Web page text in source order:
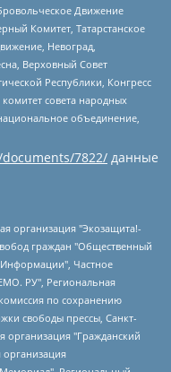
Движение
Комитет, Татарстанское
Невоград,
Верховный Совет
Республики, Конгресс
совета народных
объединение,
7822/ данные
движение "Российская ЛГБТ - сеть", Оленичев Максим Владимирович, Павлов Иван Юрьевич, Скворцова Елена Сергеевна, Общество с ограниченной ответственностью "Как бы инагент", Кочетков Игорь Викторович, Общество с ограниченной ответственностью "Честные выборы", Еланчик Олег Александрович, Общество с ограниченной ответственностью "Нобелевский призыв", Гималова Регина Эмилевна, Григорьев Андрей Валерьевич, Григорьева Алина Александровна, Ассоциация по содействию защите прав призывников, альтернативнослужащих и военнослужащих "Правозащитная группа "Гражданин.Армия.Право", Хисамова Регина Фаритовна, Автономная некоммерческая организация по реализации социально-правовых программ "Лилит", Дальневосточное общественное движение "Маяк", Санкт-Петербургская ЛГБТ-инициативная группа "Выход", Инициативная группа ЛГБТ+ "Реверс", Алексеев Андрей Викторович, Бекбулатова Таисия Львовна, Беляев Иван Михайлович, Владыкина Елена Сергеевна, Гельман Марат Александрович, Никульшина Вероника Юрьевна, Толоконникова Надежда Андреевна, Шендерович Виктор Анатольевич, Общество с ограниченной ответственностью "Данное сообщение", Общество с ограниченной ответственностью Издательский дом "Новая глава", Айнбиндер Александра Александровна, Московский комьюнити-центр для ЛГБТ+инициатив, Благотворительный фонд развития филантропии, Deutsche Welle (Германия, Kurt-Schumacher-Strasse 3, 53113 Bonn), Борзунова Мария Михайловна, Воробьев Виктор Викторович, Голубева Анна Львовна, Константинова Алла Михайловна, Малкова Ирина Владимировна, Мурадов Мурад Абдулгалимович, Осетинская Елизавета Николаевна, Понасенков Евгений Николаевич, Ганапольский Матвей Юрьевич, Киселев Евгений Алексеевич, Борухович Ирина Григорьевна, Дремин Иван Тимофеевич, Дубровский Дмитрий Викторович, Красноярская региональная общественная организация поддержки и развития альтернативных образовательных технологий и межкультурных коммуникаций "ИНТЕРРА", Маяковская Екатерина Алексеевна, Фейгин Марк Захарович, Филимонов Андрей Викторович, Дзугкоева Регина Николаевна, Доброхотов Роман Александрович, Дудь Юрий Александрович, Елкин Сергей Владимирович, Кругликов Кирилл Игоревич, Сабунаева Мария Леонидовна, Семенов Алексей Владимирович, Шаинян Карен Багратович, Шульман Екатерина Михайловна, Асафьев Артур Валерьевич, Вахштайн Виктор Семенович, Венедиктов Алексей Алексеевич, Лушникова Екатерина Евгеньевна, Волков Леонид Михайлович, Невзоров Александр Глебович, Пархоменко Сергей Борисович, Сироткин Ярослав Николаевич, Кара-Мурза Владимир Владимирович, Баранова Наталья Владимировна, Гозман Леонид Яковлевич, Кагарлицкий Борис Юльевич, Климарев Михаил Валерьевич, Милов Владимир Станиславович, Автономная некоммерческая организация Краснодарский центр современного искусства "Типография", Моргенштерн Алишер Тагирович, Соболь Любовь Эдуардовна, Общество с ограниченной ответственностью "ЛИЗА НОРМ", Каспаров Гарри Кимович, Ходорковский Михаил Борисович, Общество с ограниченной ответственностью "Апрельские тезисы", Данилович Ирина Брониславовна, Кашин Олег Владимирович, Петров Николай Владимирович, Пивоваров Алексей Владимирович, Соколов Михаил Владимирович, Цветкова Юлия Владимировна, Чичваркин Евгений Александрович, Комитет против пыток/Команда против пыток, Общество с ограниченной ответственностью "Первый научный", Общество с ограниченной ответственностью "Вертолет и ко", Белоцерковская Вероника Борисовна, Кац Максим Евгеньевич, Лазарева Татьяна Юрьевна, Шаведдинов Руслан Табризович, Яшин Илья Валерьевич, Общество с ограниченной ответственностью "Иноагент ААВ", Алешковский Дмитрий Петрович, Альбац Евгения Марковна, Быков Дмитрий Львович, Галямина Юлия Евгеньевна, Лойко Сергей Леонидович, Мартынов Кирилл Константинович, Медведев Сергей Александрович, Крашенинников Федор Геннадиевич, Гордеева Катерина Вл